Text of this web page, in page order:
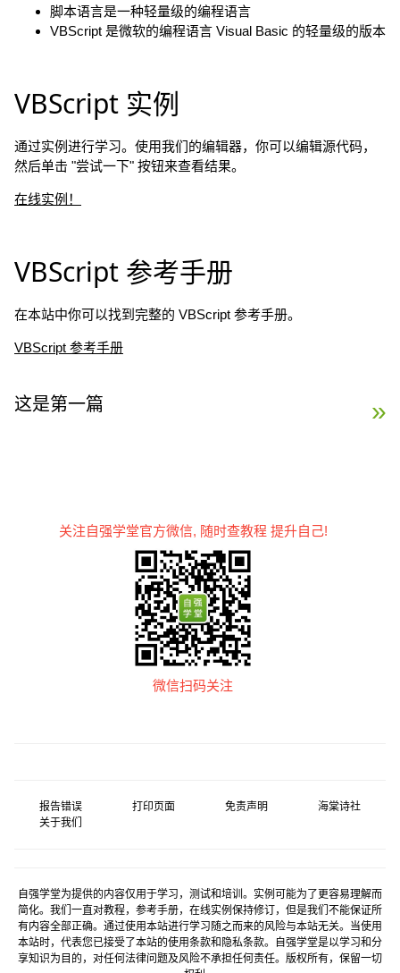
脚本语言是一种轻量级的编程语言
VBScript 是微软的编程语言 Visual Basic 的轻量级的版本
VBScript 实例
通过实例进行学习。使用我们的编辑器，你可以编辑源代码，
然后单击 "尝试一下" 按钮来查看结果。
在线实例！
VBScript 参考手册
在本站中你可以找到完整的 VBScript 参考手册。
VBScript 参考手册
这是第一篇 VBScript 实例 »
关注自强学堂官方微信, 随时查教程 提升自己!
微信扫码关注
报告错误 打印页面 免责声明
海棠诗社
关于我们
自强学堂为提供的内容仅用于学习，测试和培训。实例可能为了更容易理解而
简化。我们一直对教程，参考手册，在线实例保持修订，但是我们不能保证所
有内容全部正确。通过使用本站进行学习随之而来的风险与本站无关。当使用
本站时，代表您已接受了本站的使用条款和隐私条款。自强学堂是以学习和分
享知识为目的，对任何法律问题及风险不承担任何责任。版权所有，保留一切